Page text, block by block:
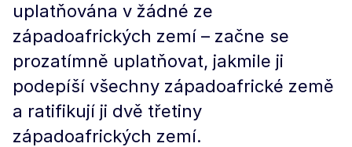
uplatňována v žádné ze
západoafrických zemí – začne se
prozatímně uplatňovat, jakmile ji
podepíší všechny západoafrické země
a ratifikují ji dvě třetiny
západoafrických zemí.